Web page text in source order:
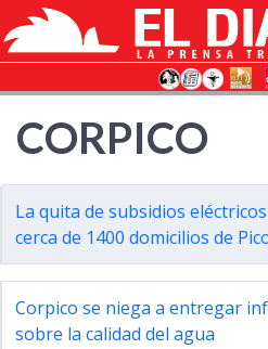
CORPICO
La quita de subsidios
cerca de 1400 domicilios de
Corpico se niega a entregar
sobre la calidad del agua